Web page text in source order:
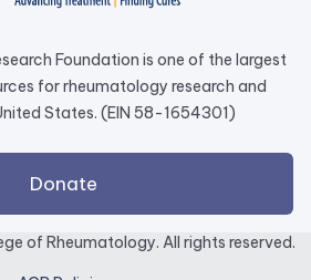
Foundation is one of the largest
for rheumatology research and
States. (EIN 58-1654301)
Donateexternal
link
opens
of Rheumatology. All rights reserved.